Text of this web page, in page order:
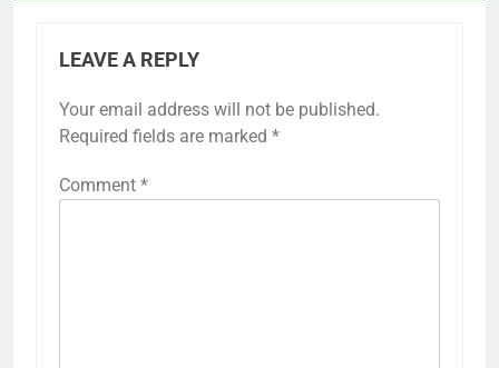
LEAVE A REPLY
Your email address will not be published.
Required fields are marked *
Comment *